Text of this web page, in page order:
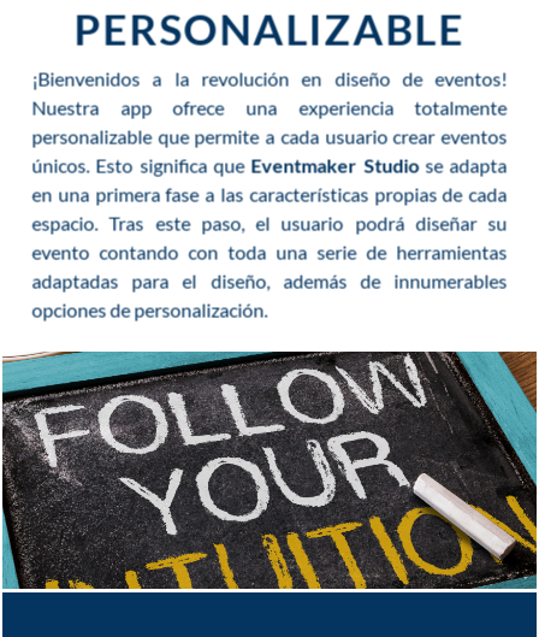
PERSONALIZABLE
¡Bienvenidos a la revolución en diseño de eventos!
Nuestra app ofrece una experiencia totalmente
personalizable que permite a cada usuario crear eventos
únicos. Esto significa que Eventmaker Studiose adapta
en una primera fase a las características propias de cada
espacio. Tras este paso, el usuario podrá diseñar su
evento contando con toda una serie de herramientas
adaptadas para el diseño, además de innumerables
opciones de personalización.